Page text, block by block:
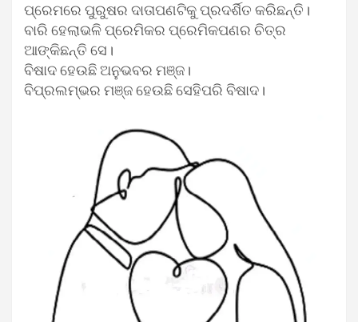
ପ୍ରେମରେ ପୁରୁଷର ଦାତାପଣଟିକୁ ପ୍ରଦର୍ଶିତ କରିଛନ୍ତି।
ବାରି ହେଲାଭଳି ପ୍ରେମିକର ପ୍ରେମିକପଣର ଚିତ୍ର
ଆଙ୍କିଛନ୍ତି ସେ।
ବିଷାଦ ହେଉଛି ଅନୁଭବର ମଞ୍ଜ।
ବିପ୍ରଲମ୍ଭର ମଞ୍ଜ ହେଉଛି ସେହିପରି ବିଷାଦ।